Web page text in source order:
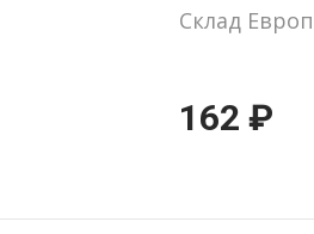
Склад
162 ₽